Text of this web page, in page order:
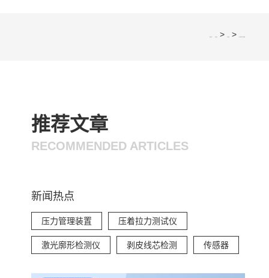
> >
推荐文章
RECOMMENDED ARTICLES
新闻热点
压力管理装置 压着拉力测试仪
激光廓形检测仪 剥皮线芯检测 传感器